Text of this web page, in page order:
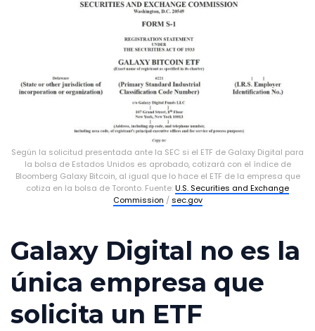
Según la solicitud presentada ante la SEC si el ETF de Galaxy Digital para
la bolsa de Estados Unidos es aprobado, cotizará con el índice de
Bloomberg Galaxy Bitcoin, al igual que lo hace el ETF de la empresa que
cotiza en la bolsa de Toronto. Fuente:U.S. Securities and Exchange
Commission / sec.gov
Galaxy Digital no es la
única empresa que
solicita un ETF